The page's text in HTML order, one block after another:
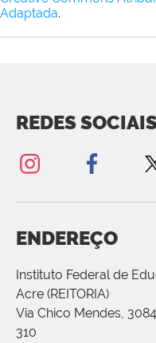
Adaptada.
REDES
ENDEREÇO
Instituto Federal de
Acre (REITORIA)
Via Chico Mendes,
310